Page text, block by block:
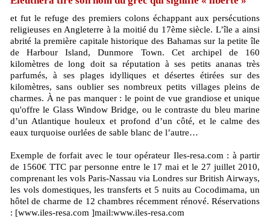
et fut le refuge des premiers colons échappant aux persécutions
religieuses en Angleterre à la moitié du 17ème siècle. L’île a ainsi
abrité la première capitale historique des Bahamas sur la petite île
de Harbour Island, Dunmore Town. Cet archipel de 160
kilomètres de long doit sa réputation à ses petits ananas très
parfumés, à ses plages idylliques et désertes étirées sur des
kilomètres, sans oublier ses nombreux petits villages pleins de
charmes. À ne pas manquer : le point de vue grandiose et unique
qu'offre le Glass Window Bridge, ou le contraste du bleu marine
d’un Atlantique houleux et profond d’un côté, et le calme des
eaux turquoise ourlées de sable blanc de l’autre…
Exemple de forfait avec le tour opérateur Iles-resa.com : à partir
de 1560€ TTC par personne entre le 17 mai et le 27 juillet 2010,
comprenant les vols Paris-Nassau via Londres sur British Airways,
les vols domestiques, les transferts et 5 nuits au Cocodimama, un
hôtel de charme de 12 chambres récemment rénové. Réservations
: [www.iles-resa.com ]mail:www.iles-resa.com